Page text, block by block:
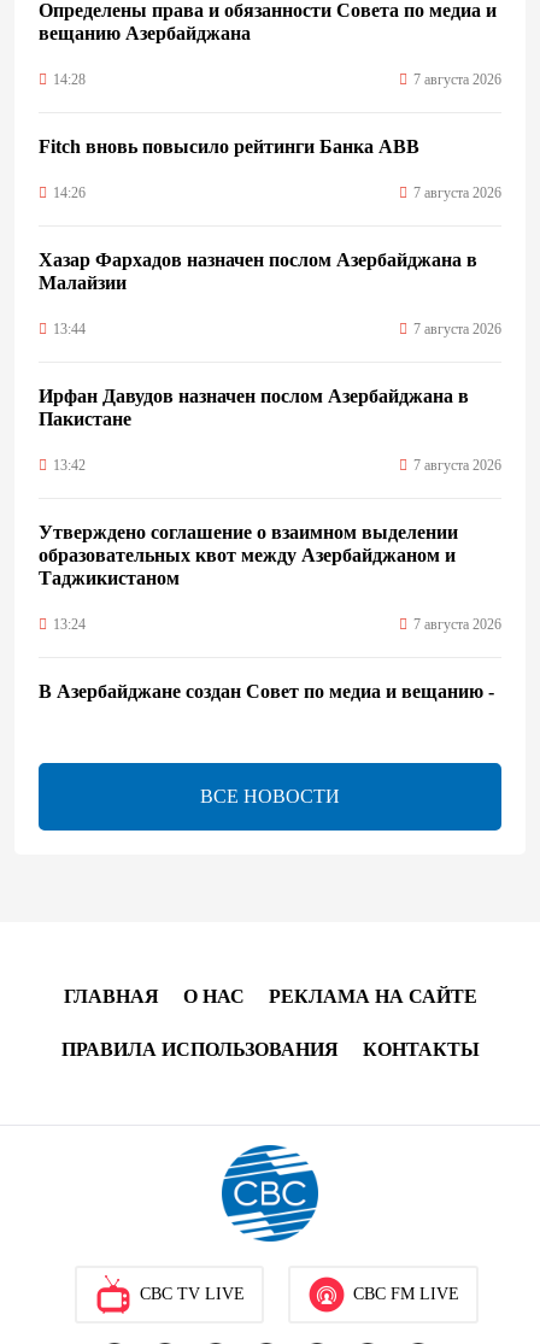
Определены права и обязанности Совета по медиа и
вещанию Азербайджана
14:28 7 августа 2026
Fitch вновь повысило рейтинги Банка ABB
14:26 7 августа 2026
Хазар Фархадов назначен послом Азербайджана в
Малайзии
13:44 7 августа 2026
Ирфан Давудов назначен послом Азербайджана в
Пакистане
13:42 7 августа 2026
Утверждено соглашение о взаимном выделении
образовательных квот между Азербайджаном и
Таджикистаном
13:24 7 августа 2026
В Азербайджане создан Совет по медиа и вещанию -
13:16 7 августа 2026
ЕАЭС расширяет финансовый рынок и вводит
программу "зеленой трансформации"
экономики и наращивает взаимную торговлю –
электронной торговли и общего рынка - Турчин
ВСЕ НОВОСТИ
ГЛАВНАЯ О НАС РЕКЛАМА НА САЙТЕ
ПРАВИЛА ИСПОЛЬЗОВАНИЯ КОНТАКТЫ
CBC TV LIVE CBC FM LIVE